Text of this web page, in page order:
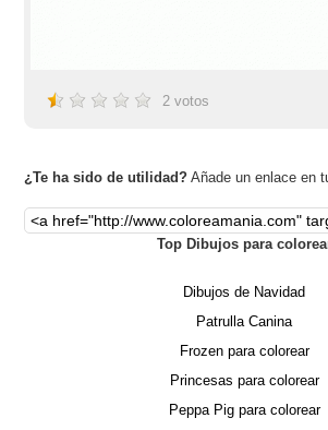
2 votos
¿Te ha sido de utilidad? Añade un enlace en
Top Dibujos para
Dibujos de Navidad
Patrulla Canina
Frozen para colorear
Princesas para colorear
Peppa Pig para colorear